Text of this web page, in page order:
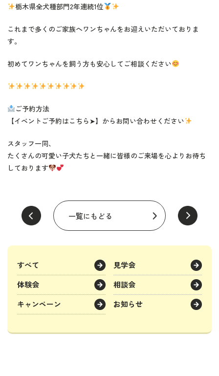
すべて
見学会
体験会
相談会
キャンペーン
お知らせ
栃木県全犬種部門2年連続1位
これまで多くのご家族へワンちゃんをお迎えいただいておりま
す。
初めてワンちゃんを飼う方も安心してご相談ください
ご予約方法
【イベントご予約はこちら➤】からお問い合わせください
スタッフ一同、
たくさんの可愛い子犬たちと一緒に皆様のご来場を心よりお待ち
しております
一覧にもどる